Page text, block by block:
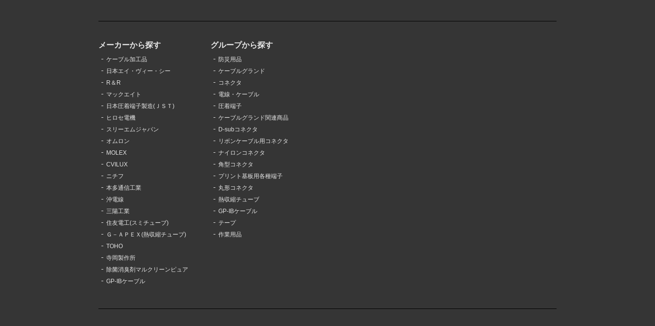
メーカーから探す
ケーブル加工品
日本エイ・ヴィー・シー
R＆R
マックエイト
日本圧着端子製造(ＪＳＴ)
ヒロセ電機
スリーエムジャパン
オムロン
MOLEX
CVILUX
ニチフ
本多通信工業
沖電線
三陽工業
住友電工(スミチューブ)
Ｇ－ＡＰＥＸ(熱収縮チューブ)
TOHO
寺岡製作所
除菌消臭剤マルクリーンピュア
GP-IBケーブル
グループから探す
防災用品
ケーブルグランド
コネクタ
電線・ケーブル
圧着端子
ケーブルグランド関連商品
D-subコネクタ
リボンケーブル用コネクタ
ナイロンコネクタ
角型コネクタ
プリント基板用各種端子
丸形コネクタ
熱収縮チューブ
GP-IBケーブル
テープ
作業用品